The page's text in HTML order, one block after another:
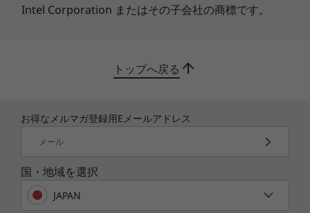
Intel Corporation またはその子会社の商標です。
トップへ戻る
お得なメルマガ登録用Eメールアドレス
メール
国・地域を選択
JAPAN